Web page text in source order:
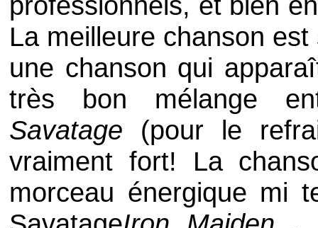
La meilleure chanson est
une chanson qui
très bon mélange
Savatage (pour le
vraiment fort! La
morceau énergique mi